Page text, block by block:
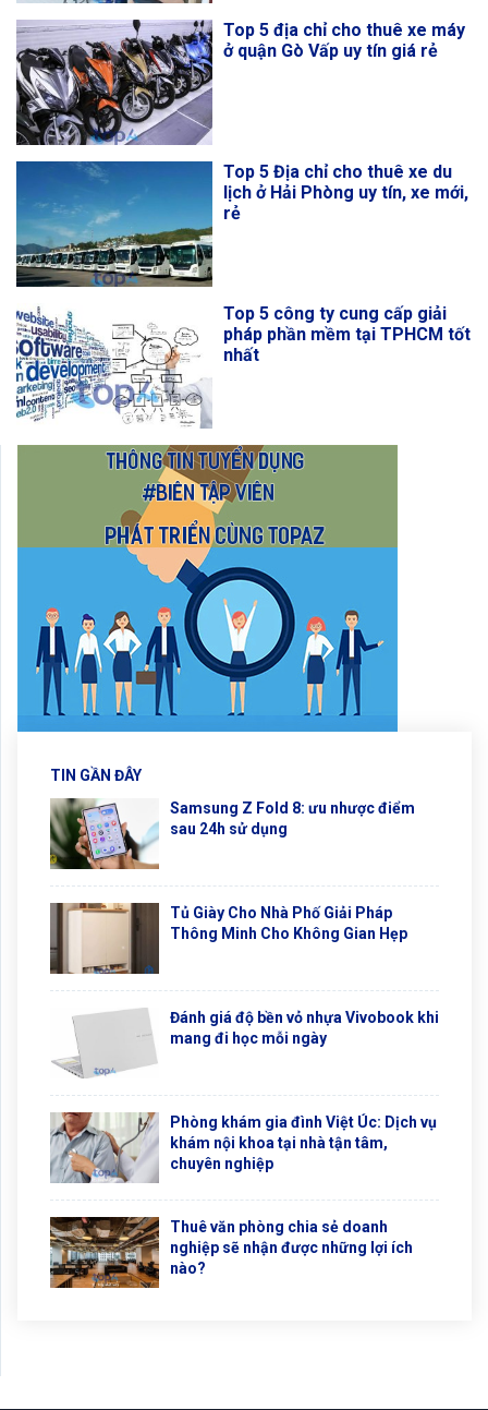
Top 5 địa chỉ cho thuê xe máy
ở quận Gò Vấp uy tín giá rẻ
Top 5 Địa chỉ cho thuê xe du
lịch ở Hải Phòng uy tín, xe mới,
rẻ
Top 5 công ty cung cấp giải
pháp phần mềm tại TPHCM tốt
nhất
TIN GẦN ĐÂY
Samsung Z Fold 8: ưu nhược điểm
sau 24h sử dụng
Tủ Giày Cho Nhà Phố Giải Pháp
Thông Minh Cho Không Gian Hẹp
Đánh giá độ bền vỏ nhựa Vivobook khi
mang đi học mỗi ngày
Phòng khám gia đình Việt Úc: Dịch vụ
khám nội khoa tại nhà tận tâm,
chuyên nghiệp
Thuê văn phòng chia sẻ doanh
nghiệp sẽ nhận được những lợi ích
nào?